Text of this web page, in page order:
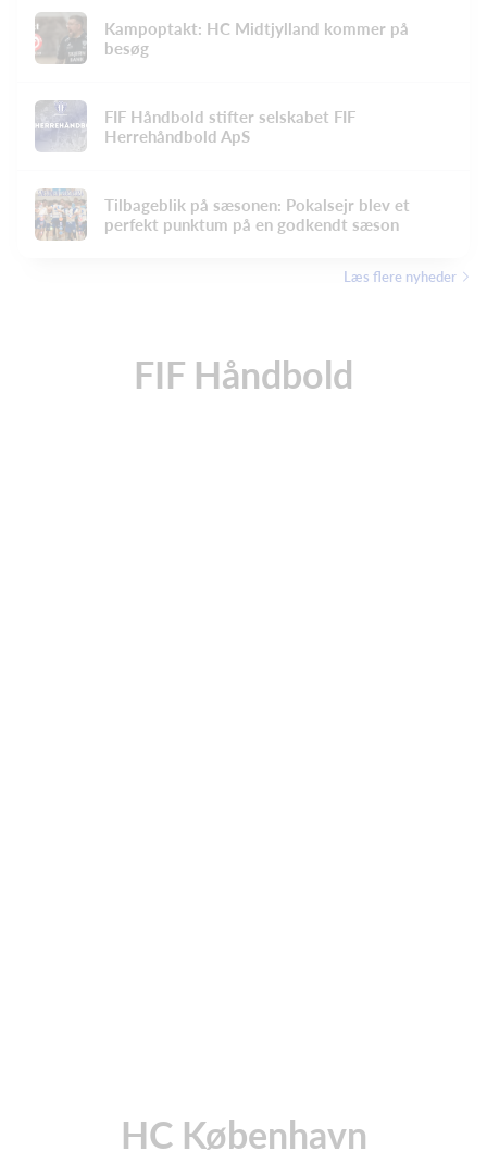
Kampoptakt: HC Midtjylland kommer på
besøg
FIF Håndbold stifter selskabet FIF
Herrehåndbold ApS
Tilbageblik på sæsonen: Pokalsejr blev et
perfekt punktum på en godkendt sæson
Læs flere nyheder
FIF Håndbold
HC København